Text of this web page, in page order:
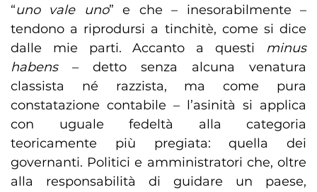
“uno vale uno” e che – inesorabilmente –
tendono a riprodursi a tinchitè, come si dice
dalle mie parti. Accanto a questi minus
habens– detto senza alcuna venatura
classista né razzista, ma come pura
constatazione contabile – l’asinità si applica
con uguale fedeltà alla categoria
teoricamente più pregiata: quella dei
governanti. Politici e amministratori che, oltre
alla responsabilità di guidare un paese,